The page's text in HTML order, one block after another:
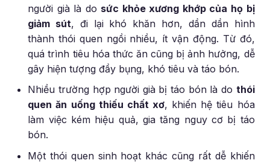
người già là do sức khỏe xương khớp của họ bị
giảm sút, đi lại khó khăn hơn, dần dần hình
thành thói quen ngồi nhiều, ít vận động. Từ đó,
quá trình tiêu hóa thức ăn cũng bị ảnh hưởng, dễ
gây hiện tượng đầy bụng, khó tiêu và táo bón.
Nhiều trường hợp người già bị táo bón là do thói
quen ăn uống thiếu chất xơ, khiến hệ tiêu hóa
làm việc kém hiệu quả, gia tăng nguy cơ bị táo
bón.
Một thói quen sinh hoạt khác cũng rất dễ khiến